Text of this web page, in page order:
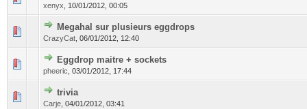
xenyx 10/01/2012, 00:05
Megahal sur plusieurs eggdrops
CrazyCat 06/01/2012, 12:40
Eggdrop maitre + sockets
pheeric 03/01/2012, 17:44
trivia
Carje 04/01/2012, 03:41